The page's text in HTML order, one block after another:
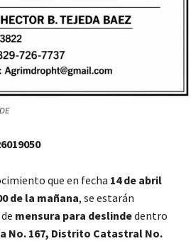
que en fecha 14 de abril
de la mañana, se estarán
mensura para deslindedentro
No. 167, Distrito Catastral No.